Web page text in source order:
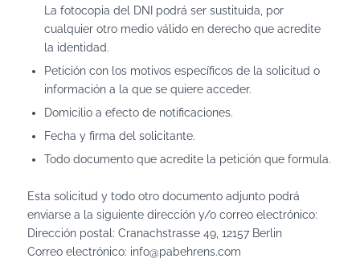
La fotocopia del DNI podrá ser sustituida, por
cualquier otro medio válido en derecho que acredite
la identidad.
Petición con los motivos específicos de la solicitud o
información a la que se quiere acceder.
Domicilio a efecto de notificaciones.
Fecha y firma del solicitante.
Todo documento que acredite la petición que formula.
Esta solicitud y todo otro documento adjunto podrá
enviarse a la siguiente dirección y/o correo electrónico:
Dirección postal: Cranachstrasse 49, 12157 Berlin
Correo electrónico: info@pabehrens.com